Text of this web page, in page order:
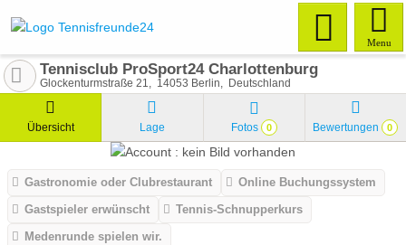
Menu
Tennisclub ProSport24 Charlottenburg
Glockenturmstraße 21 14053 Berlin Deutschland
Übersicht Lage Fotos 0 Bewertungen 0
Gastronomie oder Clubrestaurant
Online Buchungssystem
Gastspieler erwünscht
Tennis-Schnupperkurs
Medenrunde spielen wir.